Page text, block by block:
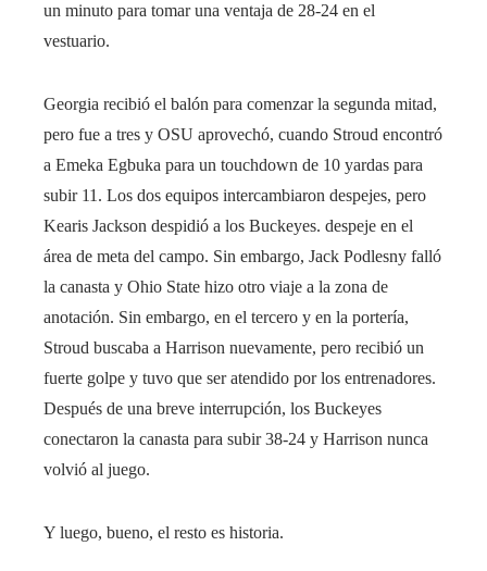
un minuto para tomar una ventaja de 28-24 en el
vestuario.
Georgia recibió el balón para comenzar la segunda mitad,
pero fue a tres y OSU aprovechó, cuando Stroud encontró
a Emeka Egbuka para un touchdown de 10 yardas para
subir 11. Los dos equipos intercambiaron despejes, pero
Kearis Jackson despidió a los Buckeyes. despeje en el
área de meta del campo. Sin embargo, Jack Podlesny falló
la canasta y Ohio State hizo otro viaje a la zona de
anotación. Sin embargo, en el tercero y en la portería,
Stroud buscaba a Harrison nuevamente, pero recibió un
fuerte golpe y tuvo que ser atendido por los entrenadores.
Después de una breve interrupción, los Buckeyes
conectaron la canasta para subir 38-24 y Harrison nunca
volvió al juego.
Y luego, bueno, el resto es historia.